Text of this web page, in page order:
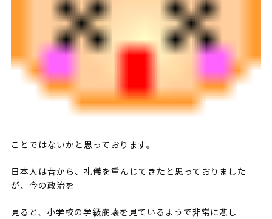
ことではないかと思っております。
日本人は昔から、礼儀を重んじてきたと思っておりました
が、今の政治を
見ると、小学校の学級崩壊を見ているようで非常に悲し